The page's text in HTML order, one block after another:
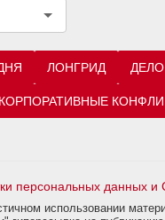
ЛОНГРИД
КОРПОРАТИВНЫЕ
персональных данных
использовании